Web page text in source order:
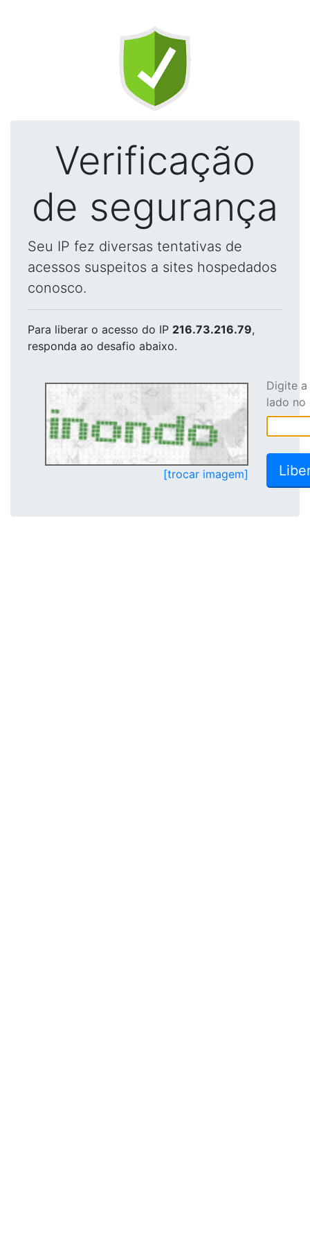
Verificação
de segurança
Seu IP fez diversas tentativas de
acessos suspeitos a sites hospedados
conosco.
Para liberar o acesso do IP 216.73.216.79,
responda ao desafio abaixo.
[trocar imagem]
Digite
lado no